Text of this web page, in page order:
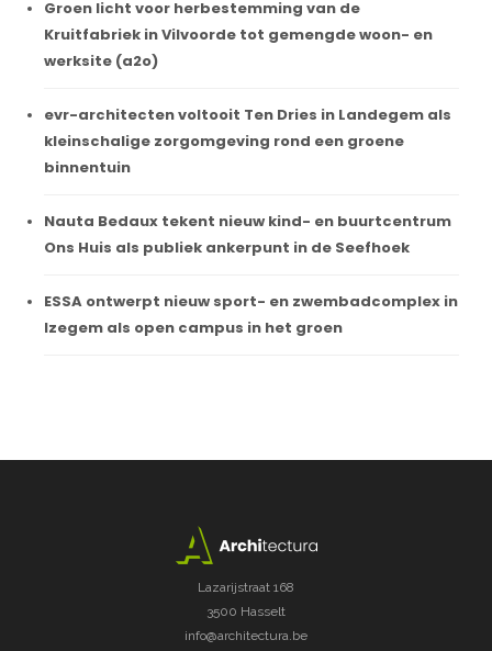
Groen licht voor herbestemming van de
Kruitfabriek in Vilvoorde tot gemengde woon- en
werksite (a2o)
evr-architecten voltooit Ten Dries in Landegem als
kleinschalige zorgomgeving rond een groene
binnentuin
Nauta Bedaux tekent nieuw kind- en buurtcentrum
Ons Huis als publiek ankerpunt in de Seefhoek
ESSA ontwerpt nieuw sport- en zwembadcomplex in
Izegem als open campus in het groen
Lazarijstraat 168
3500 Hasselt
info@architectura.be